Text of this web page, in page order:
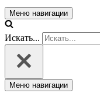
Меню навигации
Искать...
Меню навигации